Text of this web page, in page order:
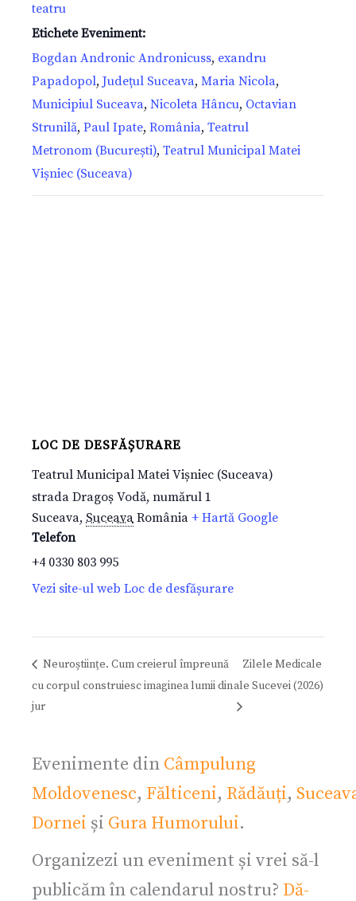
teatru
Etichete Eveniment:
Bogdan Andronic Andronicuss, exandru
Papadopol, Județul Suceava, Maria Nicola,
Municipiul Suceava, Nicoleta Hâncu, Octavian
Strunilă, Paul Ipate, România, Teatrul
Metronom (București), Teatrul Municipal Matei
Vișniec (Suceava)
LOC DE DESFĂȘURARE
Teatrul Municipal Matei Vișniec (Suceava)
strada Dragoș Vodă, numărul 1
Suceava, Suceava România + Hartă Google
Telefon
+4 0330 803 995
Vezi site-ul web Loc de desfășurare
Neuroștiințe. Cum creierul împreună
cu corpul construiesc imaginea lumii din
jur
Zilele Medicale
ale Sucevei (2026)
Evenimente din Câmpulung
Moldovenesc, Fălticeni, Rădăuți,
Dornei și Gura Humorului.
Organizezi un eveniment și vrei să-l
publicăm în calendarul nostru? Dă-